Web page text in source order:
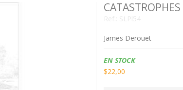
Ref.: SLPl54
James Derouet
Disponibilidad:
EN STOCK
$22,00